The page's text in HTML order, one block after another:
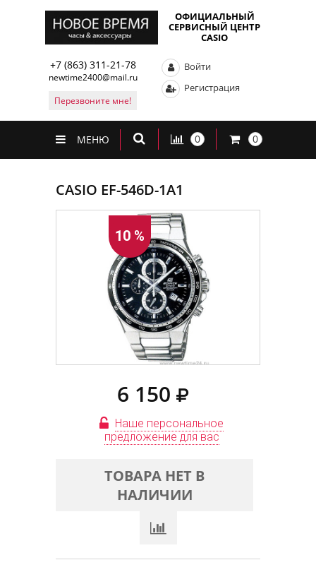
ОФИЦИАЛЬНЫЙ
СЕРВИСНЫЙ ЦЕНТР
CASIO
+7 (863) 311-21-78
newtime2400@mail.ru
Перезвоните мне!
Войти
Регистрация
МЕНЮ 0 0
CASIO EF-546D-1A1
10 %
6 150
Наше персональное
предложение для вас
ТОВАРА НЕТ В
НАЛИЧИИ